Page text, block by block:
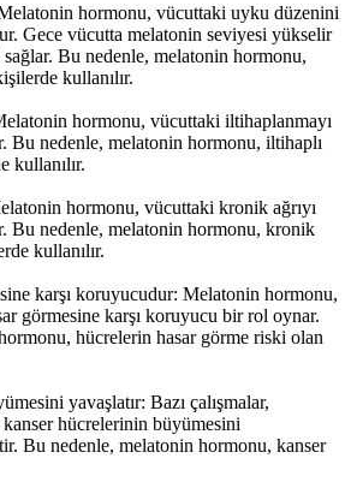
hormonu, vücuttaki uyku düzenini
Gece vücutta melatonin seviyesi yükselir
Bu nedenle, melatonin hormonu,
kullanılır.
hormonu, vücuttaki iltihaplanmayı
Bu nedenle, melatonin hormonu, iltihaplı
kullanılır.
hormonu, vücuttaki kronik ağrıyı
Bu nedenle, melatonin hormonu, kronik
kullanılır.
karşı koruyucudur: Melatonin hormonu,
görmesine karşı koruyucu bir rol oynar.
hücrelerin hasar görme riski olan
yavaşlatır: Bazı çalışmalar,
hücrelerinin büyümesini
Bu nedenle, melatonin hormonu, kanser